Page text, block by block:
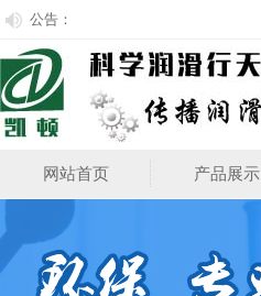
公告：
网站首页 产品展示